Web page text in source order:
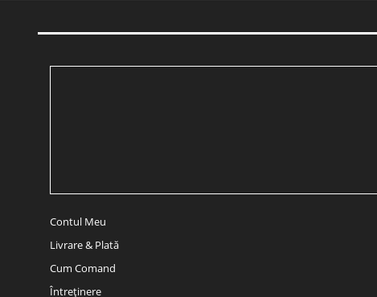
Contul Meu
Livrare & Plată
Cum Comand
Întreținere